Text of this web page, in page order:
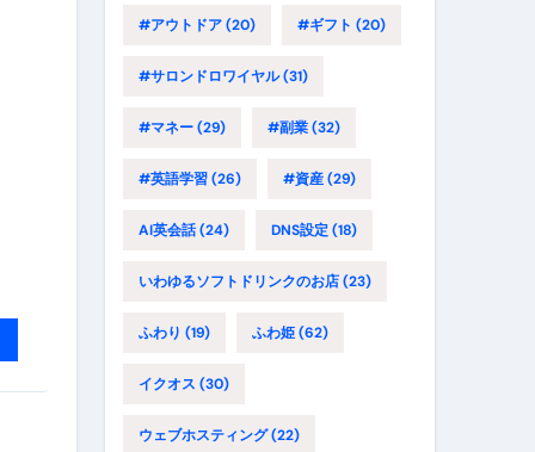
#アウトドア(20) #ギフト (20)
#サロンドロワイヤル(31)
#マネー(29) #副業(32)
#英語学習(26) #資産(29)
AI英会話(24) DNS設定(18)
いわゆるソフトドリンクのお店(23)
ふわり (19) ふわ姫(62)
イクオス (30)
ウェブホスティング(22)